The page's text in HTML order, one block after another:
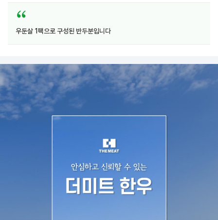
우둔살 1팩으로 구성된 반두분입니다